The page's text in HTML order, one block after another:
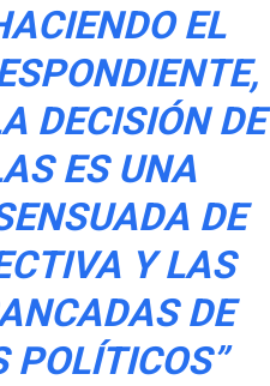
EL
DECISIÓN DE
ES UNA
DE
Y LAS
DE
POLÍTICOS”